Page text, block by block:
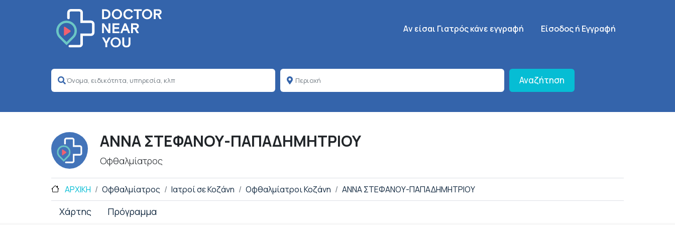
Κεντρική πλοήγηση
Aν είσαι Γιατρός κάνε εγγραφή SignUp Menu
Είσοδος ή Εγγραφή
Αναζήτηση
ΑΝΝΑ ΣΤΕΦΑΝΟΥ-ΠΑΠΑΔΗΜΗΤΡΙΟΥ
Οφθαλμίατρος
ΑΡΧΙΚΗ Οφθαλμίατρος Ιατροί σε Κοζάνη Οφθαλμίατροι Κοζάνη ΑΝΝΑ ΣΤΕΦΑΝΟΥ-ΠΑΠΑΔΗΜΗΤΡΙΟΥ
Χάρτης Πρόγραμμα